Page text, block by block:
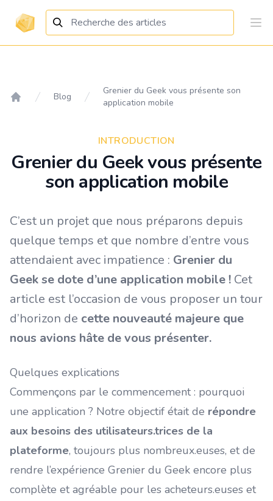
Blog
Grenier du Geek vous présente son
application mobile
INTRODUCTION
Grenier du Geek vous présente
son application mobile
C’est un projet que nous préparons depuis
quelque temps et que nombre d’entre vous
attendaient avec impatience : Grenier du
Geek se dote d’une application mobile ! Cet
article est l’occasion de vous proposer un tour
d’horizon de cette nouveauté majeure que
nous avions hâte de vous présenter.
Quelques explications
Commençons par le commencement : pourquoi
une application ? Notre objectif était de répondre
aux besoins des utilisateurs.trices de la
plateforme, toujours plus nombreux.euses, et de
rendre l’expérience Grenier du Geek encore plus
complète et agréable pour les acheteurs.euses et